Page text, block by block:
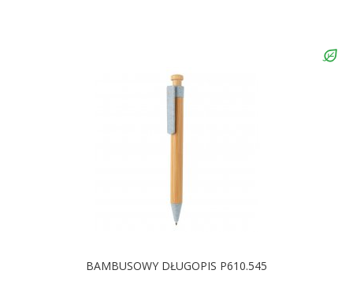
BAMBUSOWY DŁUGOPIS P610.545